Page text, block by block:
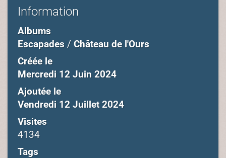
Information
Albums
Escapades / Château de l'Ours
Créée le
Mercredi 12 Juin 2024
Ajoutée le
Vendredi 12 Juillet 2024
Visites
4134
Tags